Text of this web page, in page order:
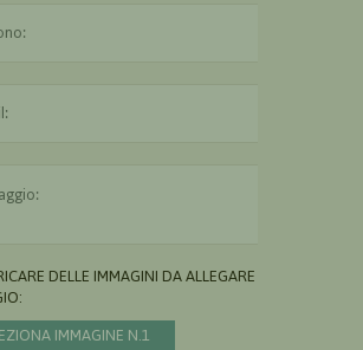
DELLE IMMAGINI DA ALLEGARE AL
IMMAGINE N.1